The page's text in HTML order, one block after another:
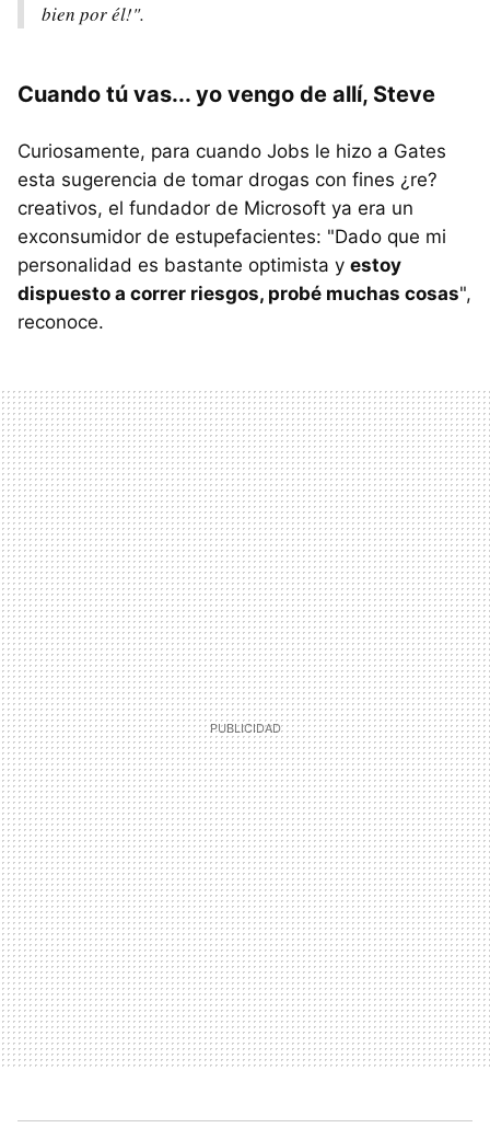
bien por él!".
Cuando tú vas... yo vengo de allí, Steve
Curiosamente, para cuando Jobs le hizo a Gates
esta sugerencia de tomar drogas con fines ¿re?
creativos, el fundador de Microsoft ya era un
exconsumidor de estupefacientes: "Dado que mi
personalidad es bastante optimista y estoy
dispuesto a correr riesgos, probé muchas cosas",
reconoce.